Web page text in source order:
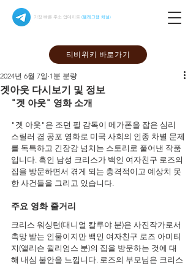
가장 빠른 주소 업데이트 (텔레그램 채널)
티비위키 바로가기
겟아웃 다시보기 및 정보
2024년 6월 7일 1분 분량
"겟 아웃" 영화 소개
"겟 아웃"은 조던 필 감독이 메가폰을 잡은 심리
스릴러 겸 공포 영화로 미국 사회의 인종 차별 문제
를 독특하고 긴장감 넘치는 스토리로 풀어낸 작품
입니다. 흑인 남성 크리스가 백인 여자친구 로즈의
집을 방문하면서 겪게 되는 충격적이고 예상치 못
한 사건들을 그리고 있습니다.
주요 영화 줄거리
크리스 워싱턴(대니얼 칼루야 분)은 사진작가로서
촉망 받는 인물이지만 백인 여자친구 로즈 아미티
지(앨리슨 윌리엄스 분)의 집을 방문하는 것에 대
해 내심 불안을 느낍니다. 로즈의 부모님은 크리스